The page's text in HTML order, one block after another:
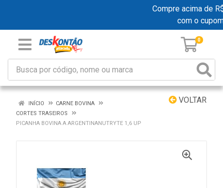
Compre acima de
com o
0
VOLTAR
INÍCIO
CARNE BOVINA
CORTES TRASEIROS
PICANHA BOVINA A ARGENTINANUTRYTE 1,6 UP